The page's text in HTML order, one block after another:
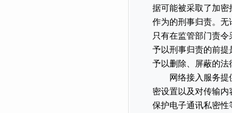
据可能被采取了加密
作为的刑事归责。无
只有在监管部门责
予以刑事归责的前
予以删除、屏蔽的法
网络接入服务提供
密设置以及对传输
保护电子通讯私密